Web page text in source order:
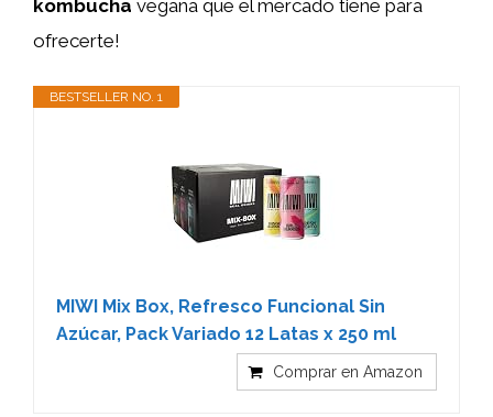
kombucha vegana que el mercado tiene para
ofrecerte!
BESTSELLER NO. 1
MIWI Mix Box, Refresco Funcional Sin
Azúcar, Pack Variado 12 Latas x 250 ml
Comprar en Amazon